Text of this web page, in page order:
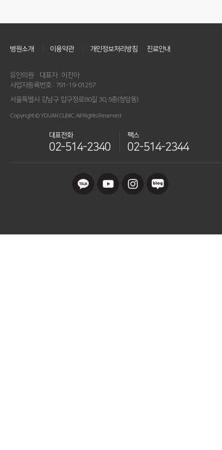
병원소개 이용약관 개인정보처리방침 진료안내
유안의원
대표자 : 이진아
사업자등록번호 : 791-19-01257
서울특별시 강남구 압구정로80길 30, 5층(청담동)
Copyright © YOUAN CLINIC. All Rights Reserved
대표전화
02-514-2340
팩스
02-514-2344